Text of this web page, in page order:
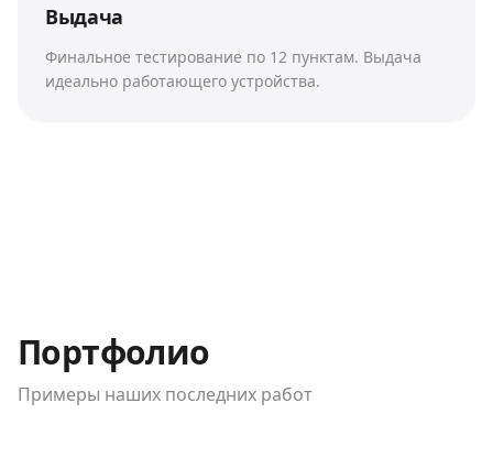
Выдача
Финальное тестирование по 12 пунктам. Выдача
идеально работающего устройства.
Портфолио
Примеры наших последних работ